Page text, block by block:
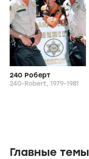
240 Роберт
240-Robert, 1979-1981
Главные темы